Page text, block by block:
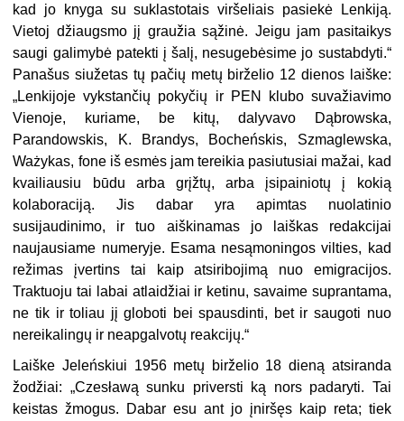
kad jo knyga su suklastotais viršeliais pasiekė Lenkiją.
Vietoj džiaugsmo jį graužia sąžinė. Jeigu jam pasitaikys
saugi galimybė patekti į šalį, nesugebėsime jo sustabdyti.“
Panašus siužetas tų pačių metų birželio 12 dienos laiške:
„Lenkijoje vykstančių pokyčių ir PEN klubo suvažiavimo
Vienoje, kuriame, be kitų, dalyvavo Dąbrowska,
Parandowskis, K. Brandys, Bocheńskis, Szmaglewska,
Ważykas, fone iš esmės jam tereikia pasiutusiai mažai, kad
kvailiausiu būdu arba grįžtų, arba įsipainiotų į kokią
kolaboraciją. Jis dabar yra apimtas nuolatinio
susijaudinimo, ir tuo aiškinamas jo laiškas redakcijai
naujausiame numeryje. Esama nesąmoningos vilties, kad
režimas įvertins tai kaip atsiribojimą nuo emigracijos.
Traktuoju tai labai atlaidžiai ir ketinu, savaime suprantama,
ne tik ir toliau jį globoti bei spausdinti, bet ir saugoti nuo
nereikalingų ir neapgalvotų reakcijų.“
Laiške Jeleńskiui 1956 metų birželio 18 dieną atsiranda
žodžiai: „Czesławą sunku priversti ką nors padaryti. Tai
keistas žmogus. Dabar esu ant jo įniršęs kaip reta; tiek